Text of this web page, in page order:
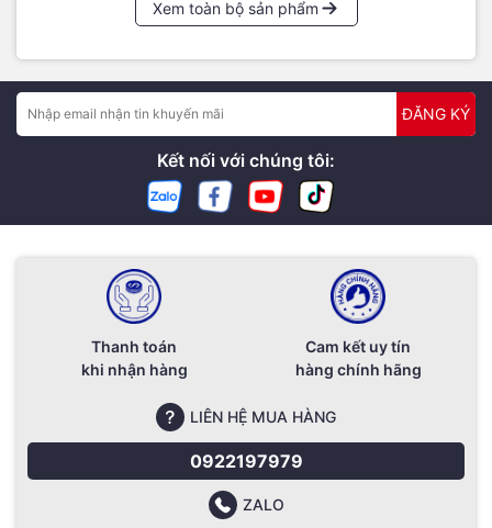
MacBook Air M4 13 inch
MacBook Air M4 15 inch
Dự kiến sẽ mở bán tại Việt Nam vào tháng 6/2025
Xem toàn bộ sản phẩm
ĐĂNG KÝ
Kết nối với chúng tôi:
Thanh toán
khi nhận hàng
Cam kết uy tín
hàng chính hãng
LIÊN HỆ MUA HÀNG
0922197979
ZALO